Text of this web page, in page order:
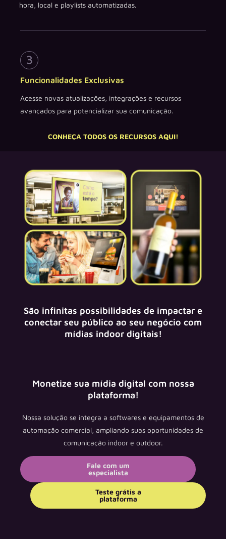
hora, local e playlists automatizadas.
Funcionalidades Exclusivas
Acesse novas atualizações, integrações e recursos
avançados para potencializar sua comunicação.
CONHEÇA TODOS OS RECURSOS AQUI!
São infinitas possibilidades de impactar e
conectar seu público ao seu negócio com
mídias indoor digitais!
Monetize sua mídia digital com nossa
plataforma!
Nossa solução se integra a softwares e equipamentos de
automação comercial, ampliando suas oportunidades de
comunicação indoor e outdoor.
Fale com um
especialista
Teste grátis a
plataforma